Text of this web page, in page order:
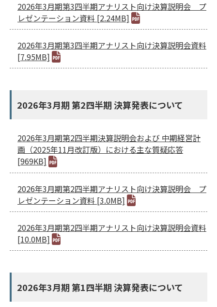
リスクマネジメント
ガバナンスデータ
地球への配当
サステナブルファイナンス
統合報告書ダウンロード
2026年3月期第3四半期アナリスト向け決算説明会 プ
レゼンテーション資料 [2.24MB]
2026年3月期第3四半期アナリスト向け決算説明会資料
[7.95MB]
2026年3月期 第2四半期 決算発表について
2026年3月期第2四半期決算説明会および 中期経営計
画（2025年11月改訂版）における主な質疑応答
[969KB]
2026年3月期第2四半期アナリスト向け決算説明会 プ
レゼンテーション資料 [3.0MB]
2026年3月期第2四半期アナリスト向け決算説明会資料
[10.0MB]
2026年3月期 第1四半期 決算発表について